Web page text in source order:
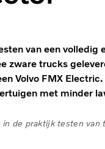
van een volledig
zware trucks
Volvo FMX Electric.
met minder
in de praktijk testen van